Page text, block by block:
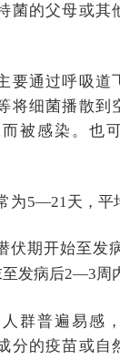
菌的父母或其
要通过呼吸道
将细菌播散到
被感染。也
为5—21 天，平
伏期开始至发
发病后2—3周
人群普遍易感
分的疫苗或自